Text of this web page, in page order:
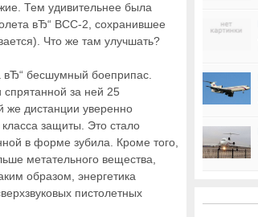
Тем удивительнее была
вЂ“ ВСС-2, сохранившее
Что же там улучшать?
бесшумный боеприпас.
за ней 25
же дистанции уверенно
защиты. Это стало
в форме зубила. Кроме того,
метательного вещества,
образом, энергетика
пистолетных